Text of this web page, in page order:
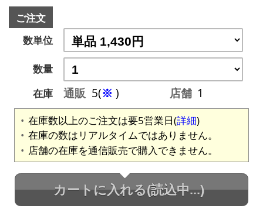
ご注文
数単位
数量
在庫
通販 5(※ ) 店舗 1
在庫数以上のご注文は要5営業日(詳細)
在庫の数はリアルタイムではありません。
店舗の在庫を通信販売で購入できません。
カートに入れる(読込中...)